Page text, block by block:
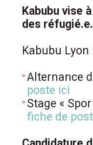
Kabubu vise
des
Kabubu
Alternance
poste ici
Stage «
fiche de